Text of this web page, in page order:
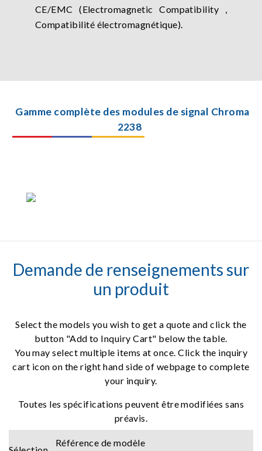
CE/EMC (Electromagnetic Compatibility ,
Compatibilité électromagnétique).
Gamme complète des modules de signal Chroma
2238
Demande de renseignements sur
un produit
Select the models you wish to get a quote and click the
button "Add to Inquiry Cart" below the table.
You may select multiple items at once. Click the inquiry
cart icon on the right hand side of webpage to complete
your inquiry.
Toutes les spécifications peuvent être modifiées sans
préavis.
Référence de modèle